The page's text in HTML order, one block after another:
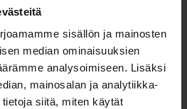
sisällön ja mainosten
median ominaisuuksien
analysoimiseen. Lisäksi
mainosalan ja analytiikka-
siitä, miten käytät